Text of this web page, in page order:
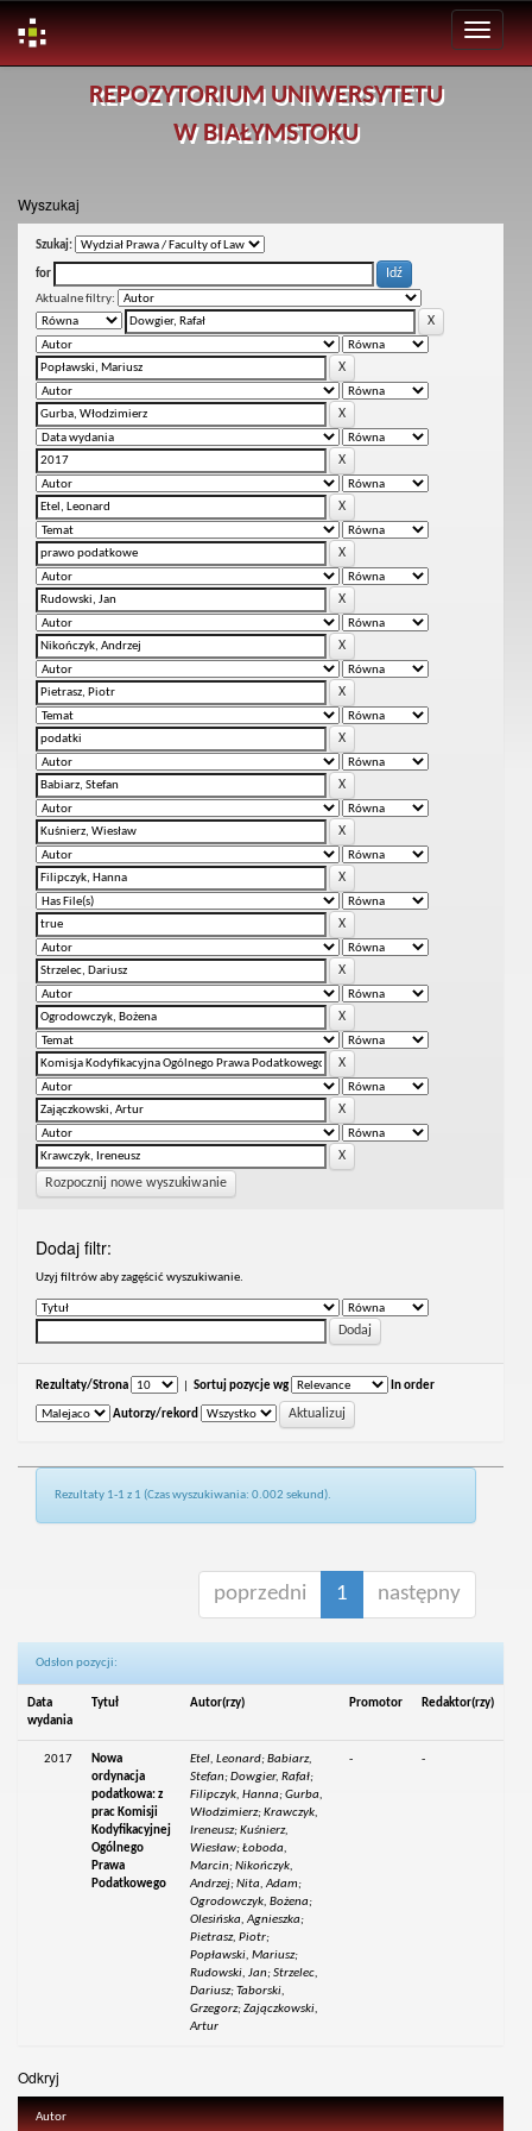
REPOZYTORIUM UNIWERSYTETU
W BIAŁYMSTOKU
Wyszukaj
Szukaj:
for
Aktualne filtry:
Rozpocznij nowe wyszukiwanie
Dodaj filtr:
Uzyj filtrów aby zagęścić wyszukiwanie.
Rezultaty/Strona Sortuj pozycje wg In order
Autorzy/rekord
Rezultaty 1-1 z 1 (Czas wyszukiwania: 0.002 sekund).
poprzedni 1 następny
Odsłon pozycji:
Data
wydania
Tytuł Autor(rzy) Promotor Redaktor(rzy)
2017
Nowa
ordynacja
podatkowa: z
prac Komisji
Kodyfikacyjnej
Ogólnego
Prawa
Podatkowego
Etel, Leonard; Babiarz,
Stefan; Dowgier, Rafał;
Filipczyk, Hanna; Gurba,
Włodzimierz; Krawczyk,
Ireneusz; Kuśnierz,
Wiesław; Łoboda,
Marcin; Nikończyk,
Andrzej; Nita, Adam;
Ogrodowczyk, Bożena;
Olesińska, Agnieszka;
Pietrasz, Piotr;
Popławski, Mariusz;
Rudowski, Jan; Strzelec,
Dariusz; Taborski,
Grzegorz; Zajączkowski,
Artur
- -
Odkryj
Autor